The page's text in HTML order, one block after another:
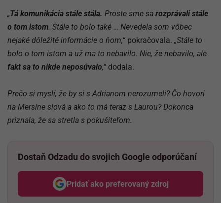
„Tá komunikácia stále stála. Proste sme sa rozprávali stále
o tom istom. Stále to bolo také … Nevedela som vôbec
nejaké dôležité informácie o ňom,“ pokračovala. „Stále to
bolo o tom istom a už ma to nebavilo. Nie, že nebavilo, ale
fakt sa to nikde neposúvalo,“ dodala.
Prečo si myslí, že by si s Adrianom nerozumeli? Čo hovorí
na Mersine slová a ako to má teraz s Laurou? Dokonca
priznala, že sa stretla s pokušiteľom.
Dostaň Odzadu do svojich Google odporúčaní
Pridať ako preferovaný zdroj
Odzadu, odkaz sa otvorí v